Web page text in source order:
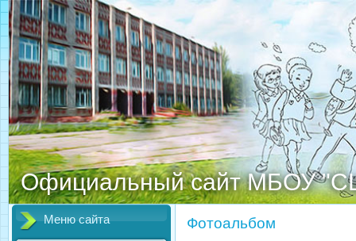
Официальный сайт МБОУ
Меню сайта Фотоальбом